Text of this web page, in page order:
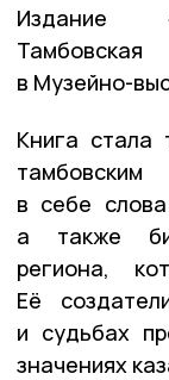
Издание
в Музейно-
Книга стала
в себе
а также
региона,
Её
и судьбах
значениях